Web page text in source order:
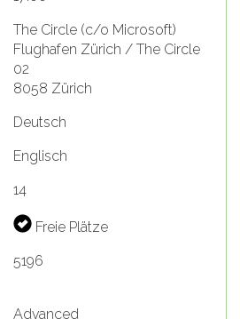
The Circle (c/o Microsoft)
Flughafen Zürich / The Circle
02
8058 Zürich
Deutsch
Englisch
14
Freie Plätze
5196
Advanced